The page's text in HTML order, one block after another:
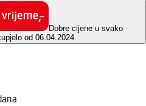
Dobre cijene u svako
od 06.04.2024.